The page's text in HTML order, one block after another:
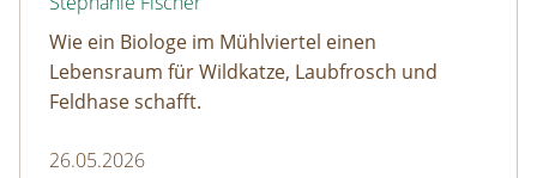
Wie ein Biologe im Mühlviertel einen
Lebensraum für Wildkatze, Laubfrosch und
Feldhase schafft.
26.05.2026